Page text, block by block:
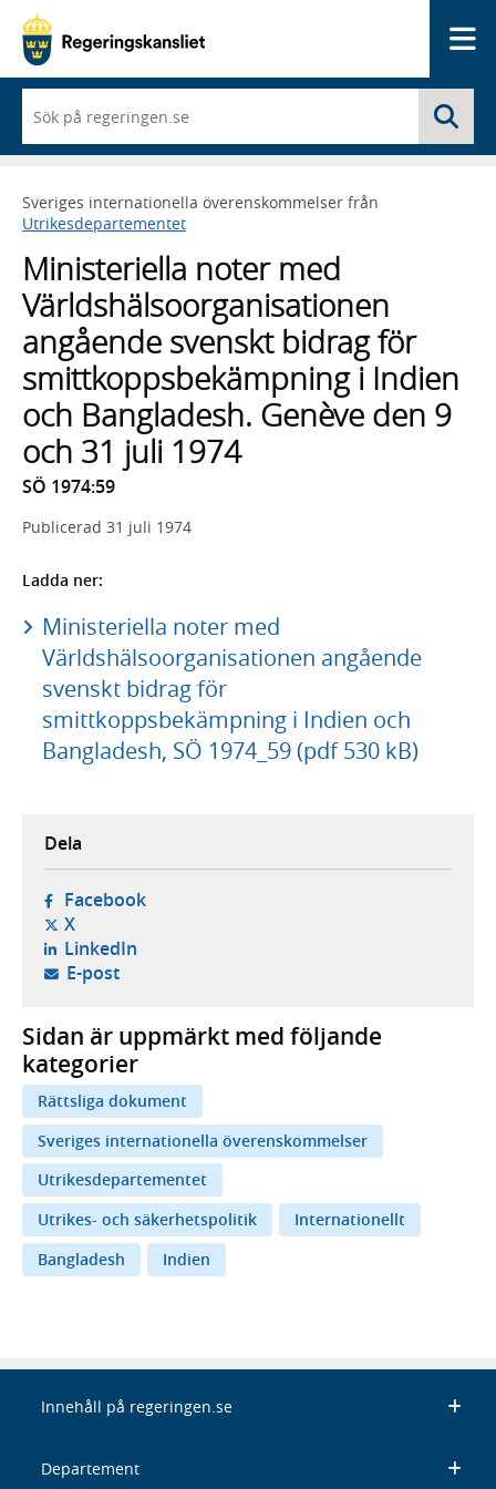
du
börjar
skriva
framträder
en
med
sökförslag
Sveriges internationella överenskommelser från
Utrikesdepartementet
Ministeriella noter med
Världshälsoorganisationen
angående svenskt bidrag för
smittkoppsbekämpning i Indien
och Bangladesh. Genève den 9
och 31 juli 1974
SÖ 1974:59
Publicerad 31 juli 1974
Ladda ner:
Ministeriella noter med
Världshälsoorganisationen angående
svenskt bidrag för
smittkoppsbekämpning i Indien och
Bangladesh, SÖ 1974_59 (pdf 530 kB)
Dela
Facebook- öppnas i ny flik, extern webbplats,
X- öppnas i ny flik, extern webbplats,
LinkedIn- öppnas i ny flik, extern webbplats,
E-post- öppnar din e-postklient,
Sidan är uppmärkt med följande
kategorier
Rättsliga dokument
Sveriges internationella överenskommelser
Utrikesdepartementet
Utrikes- och säkerhetspolitik
Internationellt
Bangladesh
Indien
Innehåll på regeringen.se
Departement